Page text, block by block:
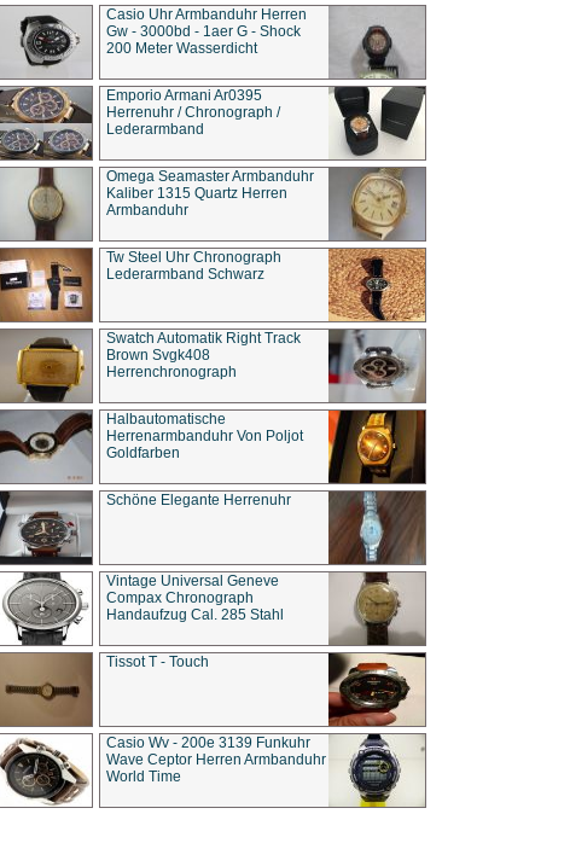
Casio Uhr Armbanduhr Herren
Gw - 3000bd - 1aer G - Shock
200 Meter Wasserdicht
Emporio Armani Ar0395
Herrenuhr / Chronograph /
Lederarmband
Omega Seamaster Armbanduhr
Kaliber 1315 Quartz Herren
Armbanduhr
Tw Steel Uhr Chronograph
Lederarmband Schwarz
Swatch Automatik Right Track
Brown Svgk408
Herrenchronograph
Halbautomatische
Herrenarmbanduhr Von Poljot
Goldfarben
Schöne Elegante Herrenuhr
Vintage Universal Geneve
Compax Chronograph
Handaufzug Cal. 285 Stahl
Tissot T - Touch
Casio Wv - 200e 3139 Funkuhr
Wave Ceptor Herren Armbanduhr
World Time